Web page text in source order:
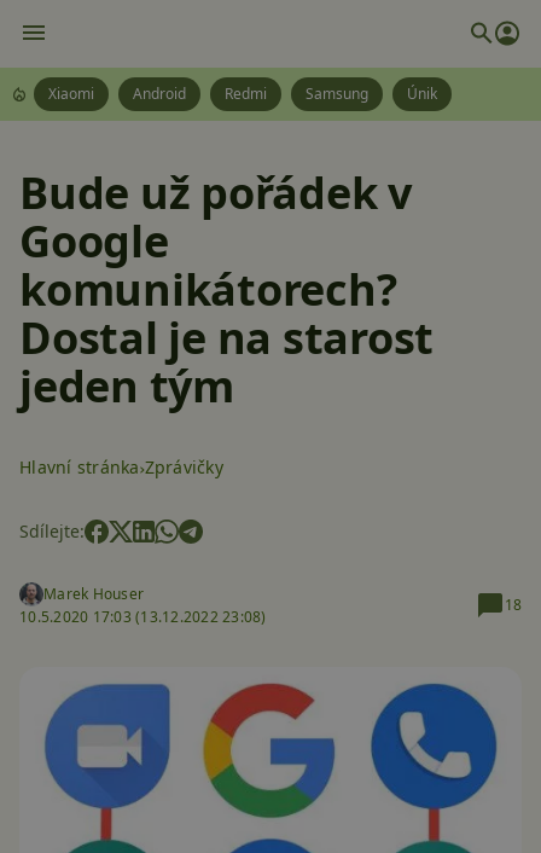
Xiaomi Android Redmi Samsung Únik
Bude už pořádek v
Google
komunikátorech?
Dostal je na starost
jeden tým
Hlavní stránka Zprávičky
Sdílejte:
Marek Houser
10.5.2020 17:03 (13.12.2022 23:08)
18